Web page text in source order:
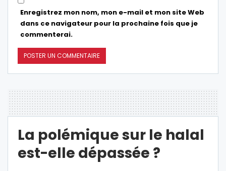
Enregistrez mon nom, mon e-mail et mon site Web
dans ce navigateur pour la prochaine fois que je
commenterai.
La polémique sur le halal
est-elle dépassée ?